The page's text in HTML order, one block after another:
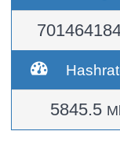
5845.5